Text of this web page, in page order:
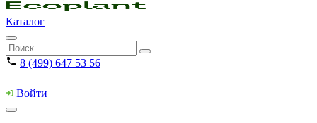
Каталог
8 (499) 647 53 56
Войти